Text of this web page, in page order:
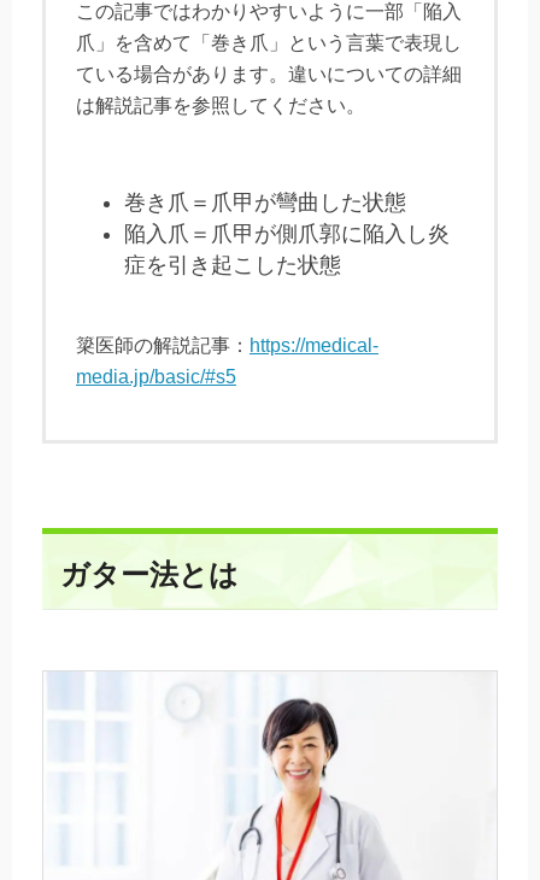
この記事ではわかりやすいように一部「陥入
爪」を含めて「巻き爪」という言葉で表現し
ている場合があります。違いについての詳細
は解説記事を参照してください。
巻き爪＝爪甲が彎曲した状態
陥入爪＝爪甲が側爪郭に陥入し炎
症を引き起こした状態
簗医師の解説記事： https://medical-
media.jp/basic/#s5
ガター法とは